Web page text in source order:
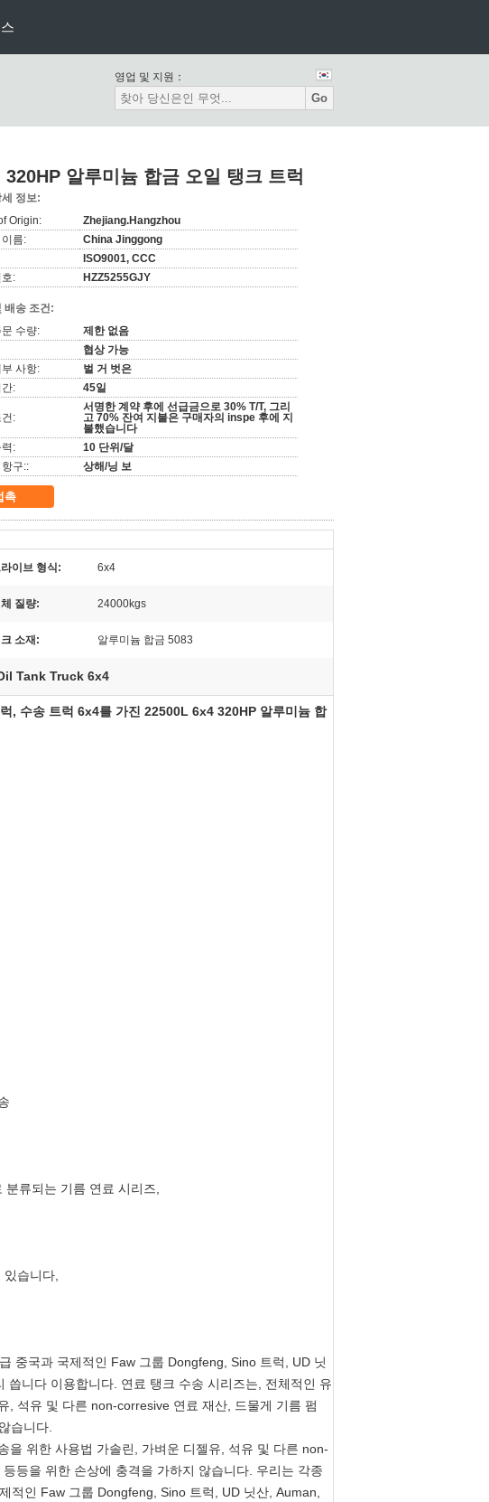
영업 및 지원：
Go
알루미늄 합금 오일 탱크 트럭
정보:
Origin:
Zhejiang.Hangzhou
름:
China Jinggong
ISO9001, CCC
:
HZZ5255GJY
배송 조건:
수량:
제한 없음
협상 가능
사항:
벌 거 벗은
:
45일
:
서명한 계약 후에 선급금으로 30% T/T, 그리
고 70% 잔여 지불은 구매자의 inspe 후에 지
불했습니다
:
10 단위/달
구::
상해/닝 보
촉
이브 형식: 6x4
질량: 24000kgs
소재: 알루미늄 합금 5083
Tank Truck 6x4
, 수송 트럭 6x4를 가진 22500L 6x4 320HP 알루미늄 합
류되는 기름 연료 시리즈,
습니다,
중국과 국제적인 Faw 그룹 Dongfeng, Sino 트럭, UD 닛
니다 이용합니다. 연료 탱크 수송 시리즈는, 전체적인 유
, 석유 및 다른 non-corresive 연료 재산, 드물게 기름 펌
습니다.
을 위한 사용법 가솔린, 가벼운 디젤유, 석유 및 다른 non-
등을 위한 손상에 충격을 가하지 않습니다. 우리는 각종
적인 Faw 그룹 Dongfeng, Sino 트럭, UD 닛산, Auman,